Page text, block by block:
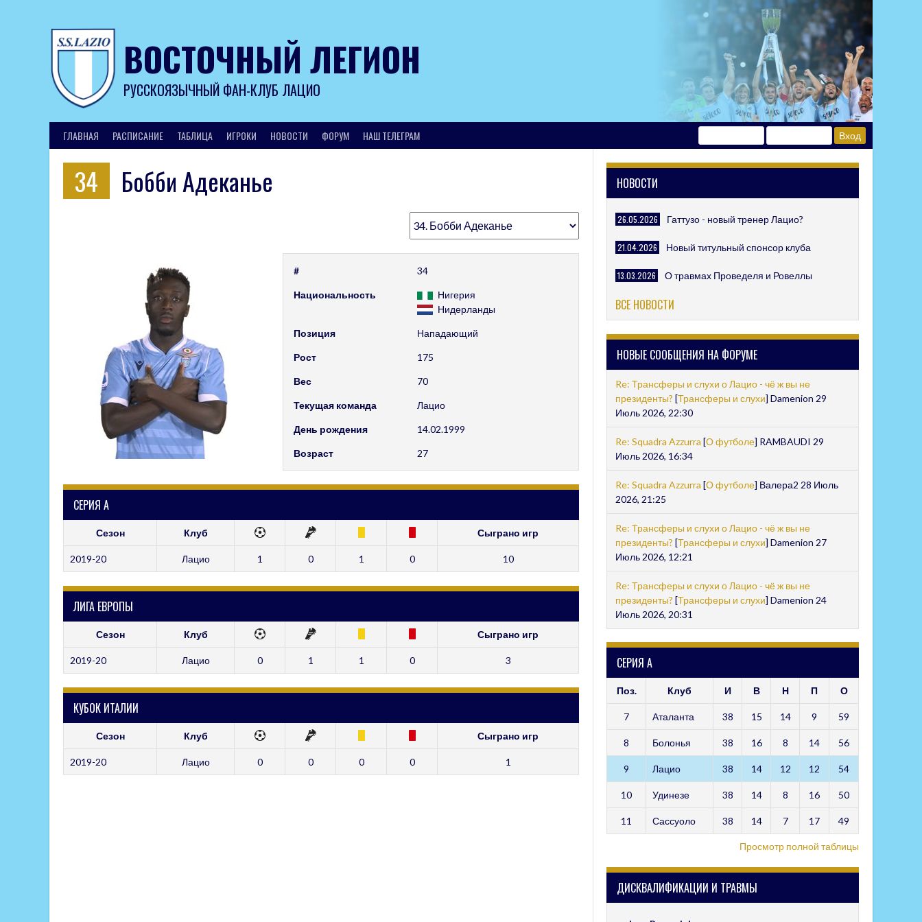
ВОСТОЧНЫЙ ЛЕГИОН
РУССКОЯЗЫЧНЫЙ ФАН-КЛУБ ЛАЦИО
ГЛАВНАЯ РАСПИСАНИЕ ТАБЛИЦА ИГРОКИ НОВОСТИ ФОРУМ НАШ ТЕЛЕГРАМ
34 Бобби Адеканье
# 34
Национальность
Нигерия
Нидерланды
Позиция Нападающий
Рост 175
Вес 70
Текущая команда Лацио
День рождения 14.02.1999
Возраст 27
СЕРИЯ А
Сезон Клуб Сыграно игр
2019-20 Лацио 1 0 1 0 10
ЛИГА ЕВРОПЫ
Сезон Клуб Сыграно игр
2019-20 Лацио 0 1 1 0 3
КУБОК ИТАЛИИ
Сезон Клуб Сыграно игр
2019-20 Лацио 0 0 0 0 1
НОВОСТИ
26.05.2026 Гаттузо - новый тренер Лацио?
21.04.2026 Новый титульный спонсор клуба
13.03.2026 О травмах Проведеля и Ровеллы
ВСЕ НОВОСТИ
НОВЫЕ СООБЩЕНИЯ НА ФОРУМЕ
Re: Трансферы и слухи о Лацио - чё ж вы не
президенты? [Трансферы и слухи] Damenion 29
Июль 2026, 22:30
Re: Squadra Azzurra [О футболе] RAMBAUDI 29
Июль 2026, 16:34
Re: Squadra Azzurra [О футболе] Валера2 28 Июль
2026, 21:25
Re: Трансферы и слухи о Лацио - чё ж вы не
президенты? [Трансферы и слухи] Damenion 27
Июль 2026, 12:21
Re: Трансферы и слухи о Лацио - чё ж вы не
президенты? [Трансферы и слухи] Damenion 24
Июль 2026, 20:31
СЕРИЯ А
Поз. Клуб И В Н П О
7 Аталанта 38 15 14 9 59
8 Болонья 38 16 8 14 56
9 Лацио 38 14 12 12 54
10 Удинезе 38 14 8 16 50
11 Сассуоло 38 14 7 17 49
Просмотр полной таблицы
ДИСКВАЛИФИКАЦИИ И ТРАВМЫ